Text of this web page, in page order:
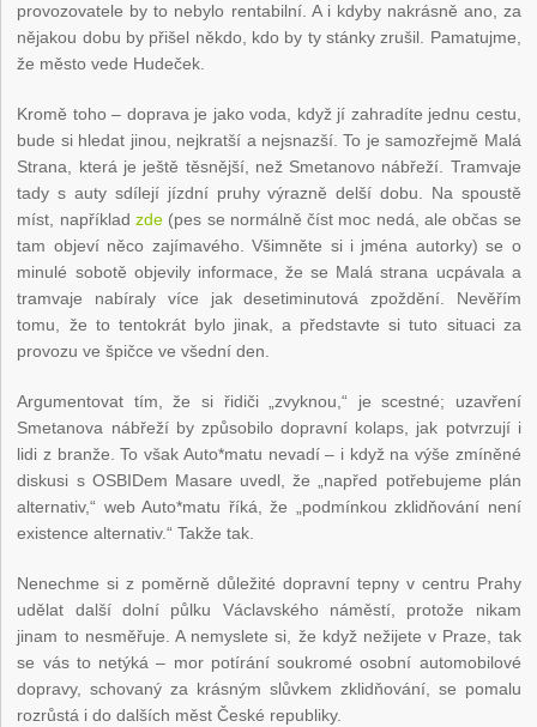
provozovatele by to nebylo rentabilní. A i kdyby nakrásně ano, za
nějakou dobu by přišel někdo, kdo by ty stánky zrušil. Pamatujme,
že město vede Hudeček.
Kromě toho – doprava je jako voda, když jí zahradíte jednu cestu,
bude si hledat jinou, nejkratší a nejsnazší. To je samozřejmě Malá
Strana, která je ještě těsnější, než Smetanovo nábřeží. Tramvaje
tady s auty sdílejí jízdní pruhy výrazně delší dobu. Na spoustě
míst, například zde (pes se normálně číst moc nedá, ale občas se
tam objeví něco zajímavého. Všimněte si i jména autorky) se o
minulé sobotě objevily informace, že se Malá strana ucpávala a
tramvaje nabíraly více jak desetiminutová zpoždění. Nevěřím
tomu, že to tentokrát bylo jinak, a představte si tuto situaci za
provozu ve špičce ve všední den.
Argumentovat tím, že si řidiči „zvyknou,“ je scestné; uzavření
Smetanova nábřeží by způsobilo dopravní kolaps, jak potvrzují i
lidi z branže. To však Auto*matu nevadí – i když na výše zmíněné
diskusi s OSBIDem Masare uvedl, že „napřed potřebujeme plán
alternativ,“ web Auto*matu říká, že „podmínkou zklidňování není
existence alternativ.“ Takže tak.
Nenechme si z poměrně důležité dopravní tepny v centru Prahy
udělat další dolní půlku Václavského náměstí, protože nikam
jinam to nesměřuje. A nemyslete si, že když nežijete v Praze, tak
se vás to netýká – mor potírání soukromé osobní automobilové
dopravy, schovaný za krásným slůvkem zklidňování, se pomalu
rozrůstá i do dalších měst České republiky.